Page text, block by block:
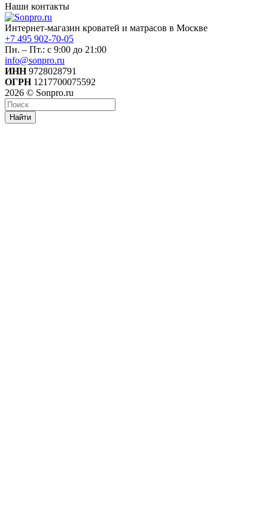
Наши контакты
Интернет-магазин кроватей и матрасов в Москве
+7 495 902-70-05
Пн. – Пт.: с 9:00 до 21:00
info@sonpro.ru
ИНН9728028791
ОГРН1217700075592
2026 © Sonpro.ru
Найти